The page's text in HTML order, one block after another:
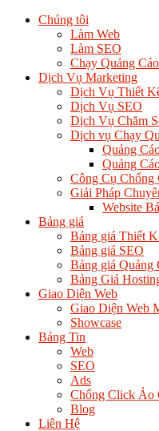
Chúng tôi
Làm Web
Làm SEO
Chạy Quảng Cáo
Dịch Vụ Marketing
Dịch Vụ Thiết
Dịch Vụ SEO
Dịch Vụ Chăm
Dịch vụ Chạy
Quảng
Quảng
Công Cụ
Giải Pháp
Website
Bảng giá
Bảng giá Thiết
Bảng giá SEO
Bảng giá Quảng
Bảng Giá
Giao Diện Web
Giao Diện Web
Showcase
Bảng Tin
Web
SEO
Ads
Chống Click Ảo
Blog
Liên Hệ